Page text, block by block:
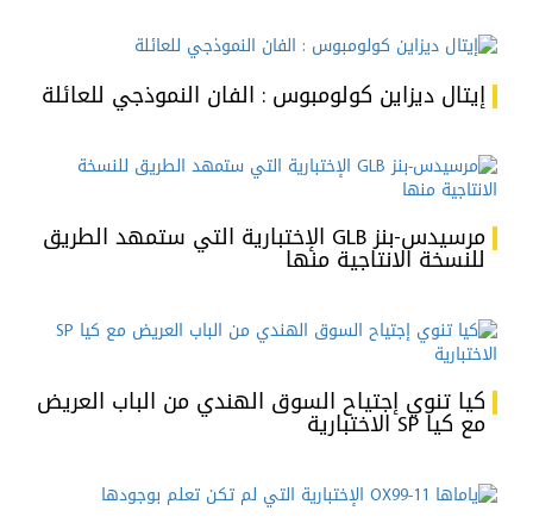
إيتال ديزاين كولومبوس : الفان النموذجي للعائلة
مرسيدس-بنز GLB الإختبارية التي ستمهد الطريق
للنسخة الانتاجية منها
كيا تنوي إجتياح السوق الهندي من الباب العريض
مع كيا SP الاختبارية